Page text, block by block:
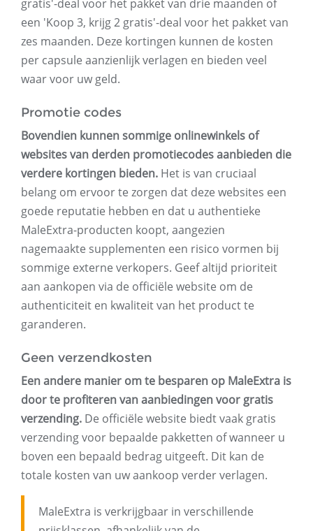
gratis'-deal voor het pakket van drie maanden of
een 'Koop 3, krijg 2 gratis'-deal voor het pakket van
zes maanden. Deze kortingen kunnen de kosten
per capsule aanzienlijk verlagen en bieden veel
waar voor uw geld.
Promotie codes
Bovendien kunnen sommige onlinewinkels of
websites van derden promotiecodes aanbieden die
verdere kortingen bieden. Het is van cruciaal
belang om ervoor te zorgen dat deze websites een
goede reputatie hebben en dat u authentieke
MaleExtra-producten koopt, aangezien
nagemaakte supplementen een risico vormen bij
sommige externe verkopers. Geef altijd prioriteit
aan aankopen via de officiële website om de
authenticiteit en kwaliteit van het product te
garanderen.
Geen verzendkosten
Een andere manier om te besparen op MaleExtra is
door te profiteren van aanbiedingen voor gratis
verzending. De officiële website biedt vaak gratis
verzending voor bepaalde pakketten of wanneer u
boven een bepaald bedrag uitgeeft. Dit kan de
totale kosten van uw aankoop verder verlagen.
MaleExtra is verkrijgbaar in verschillende